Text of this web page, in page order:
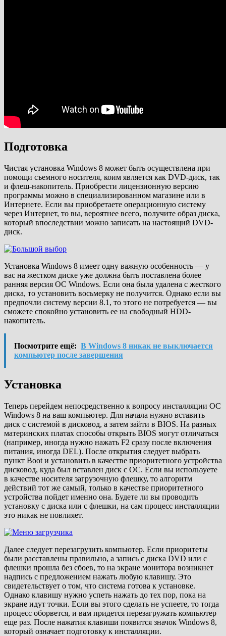
Подготовка
Чистая установка Windows 8 может быть осуществлена при
помощи съемного носителя, коим является как DVD-диск, так
и флеш-накопитель. Приобрести лицензионную версию
программы можно в специализированном магазине или в
Интернете. Если вы приобретаете операционную систему
через Интернет, то вы, вероятнее всего, получите образ диска,
который впоследствии можно записать на настоящий DVD-
диск.
Установка Windows 8 имеет одну важную особенность — у
вас на жестком диске уже должна быть поставлена более
ранняя версия ОС Windows. Если она была удалена с жесткого
диска, то установить восьмерку не получится. Однако если вы
предпочли систему версии 8.1, то этого не потребуется — вы
сможете спокойно установить ее на свободный HDD-
накопитель.
Посмотрите ещё: В Windows 8 никак не выключается
компьютер после завершения
Установка
Теперь перейдем непосредственно к вопросу инсталляции ОС
Windows 8 на ваш компьютер. Для начала нужно вставить
диск с системой в дисковод, а затем зайти в BIOS. На разных
материнских платах способы открыть BIOS могут отличаться
(например, иногда нужно нажать F2 сразу после включения
питания, иногда DEL). После открытия следует выбрать
пункт Boot и установить в качестве приоритетного устройства
дисковод, куда был вставлен диск с ОС. Если вы используете
в качестве носителя загрузочную флешку, то алгоритм
действий тот же самый, только в качестве приоритетного
устройства пойдет именно она. Будете ли вы проводить
установку с диска или с флешки, на сам процесс инсталляции
это никак не повлияет.
Далее следует перезагрузить компьютер. Если приоритеты
были расставлены правильно, а запись с диска DVD или с
флешки прошла без сбоев, то на экране монитора возникнет
надпись с предложением нажать любую клавишу. Это
свидетельствует о том, что система готова к установке.
Однако клавишу нужно успеть нажать до тех пор, пока на
экране идут точки. Если вы этого сделать не успеете, то тогда
процесс оборвется, и вам придется перезагружать компьютер
еще раз. После нажатия клавиши появится значок Windows 8,
который означает подготовку к инсталляции.